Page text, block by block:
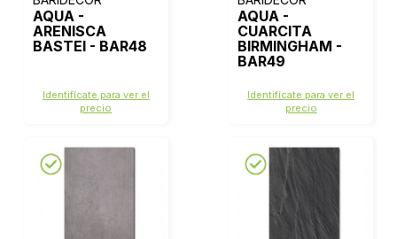
AQUA -
ARENISCA
BASTEI - BAR48
Identifícate para ver el
precio
AQUA -
CUARCITA
BIRMINGHAM -
BAR49
Identifícate para ver el
precio